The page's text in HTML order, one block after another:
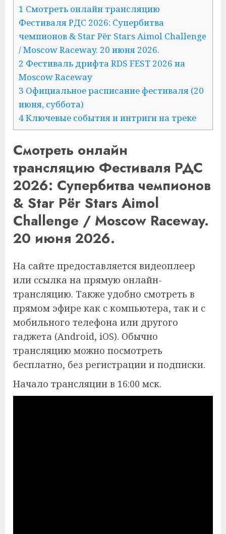
1 Смотреть онлайн трансляцию
Фестиваля РДС 2026: Супербитва
чемпионов & Star Pёr Stars Aimol Challenge
/ Moscow Raceway. 20 июня 2026.
2 Фестиваль дрифта RDS FEST 2026 на
Moscow Raceway
3 Официальное расписание фестиваля (20
июня, суббота)
4 Ключевые события и интриги на треке
Смотреть онлайн
трансляцию Фестиваля РДС
2026: Супербитва чемпионов
& Star Pёr Stars Aimol
Challenge / Moscow Raceway.
20 июня 2026.
На сайте предоставляется видеоплеер
или ссылка на прямую онлайн-
трансляцию. Также удобно смотреть в
прямом эфире как с компьютера, так и с
мобильного телефона или другого
гаджета (Android, iOS). Обычно
трансляцию можно посмотреть
бесплатно, без регистрации и подписки.
Начало трансляции в 16:00 мск.